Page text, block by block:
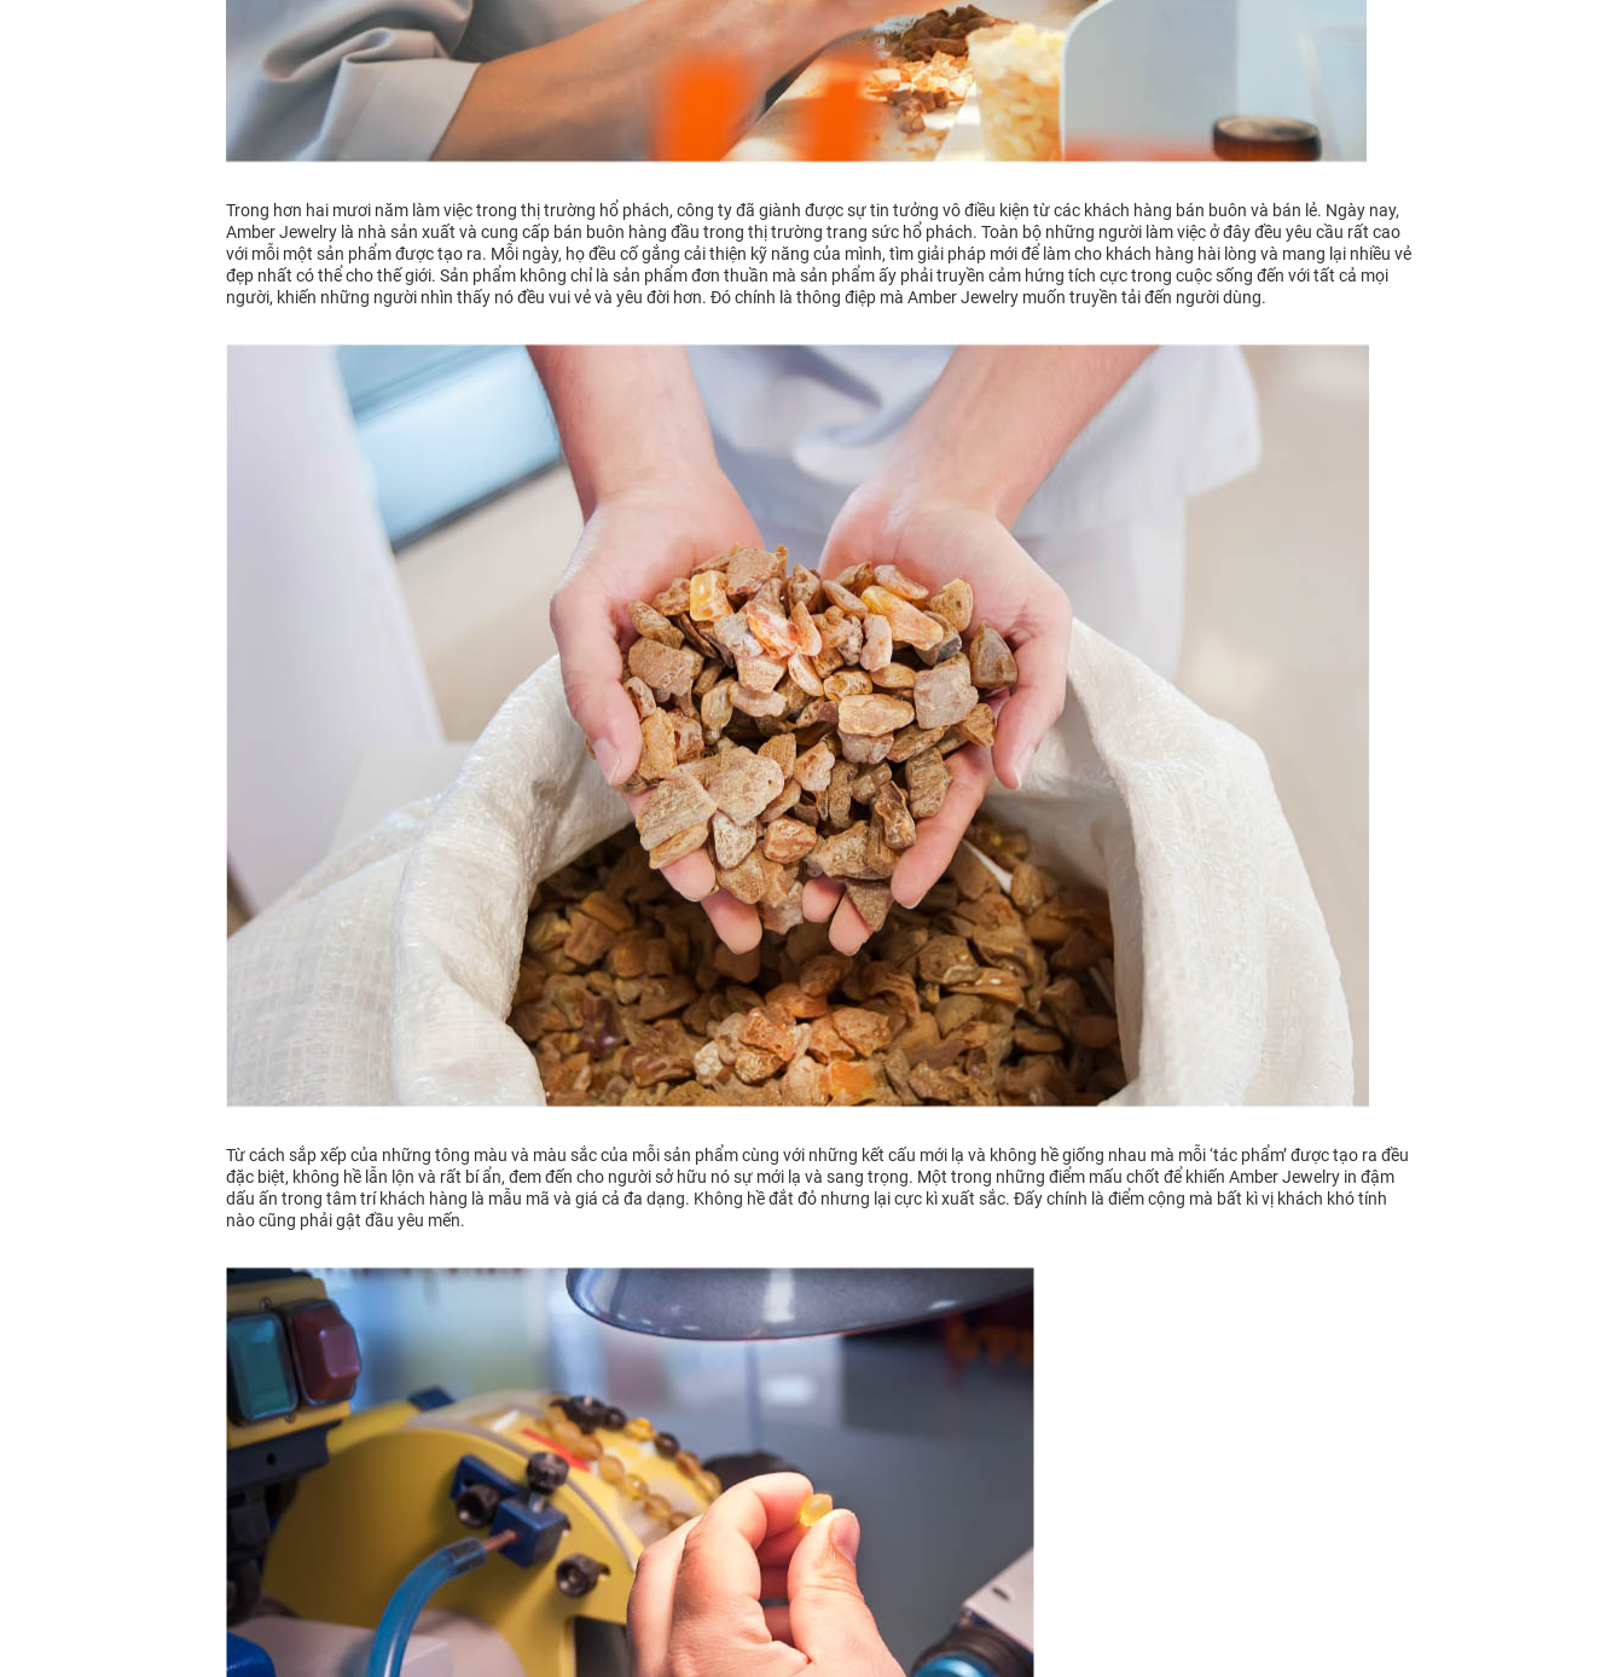
Trong hơn hai mươi năm làm việc trong thị trường hổ phách, công ty đã giành được sự tin tưởng vô điều kiện từ các khách hàng bán buôn và bán lẻ. Ngày nay,
Amber Jewelry là nhà sản xuất và cung cấp bán buôn hàng đầu trong thị trường trang sức hổ phách. Toàn bộ những người làm việc ở đây đều yêu cầu rất cao
với mỗi một sản phẩm được tạo ra. Mỗi ngày, họ đều cố gắng cải thiện kỹ năng của mình, tìm giải pháp mới để làm cho khách hàng hài lòng và mang lại nhiều vẻ
đẹp nhất có thể cho thế giới. Sản phẩm không chỉ là sản phẩm đơn thuần mà sản phẩm ấy phải truyền cảm hứng tích cực trong cuộc sống đến với tất cả mọi
người, khiến những người nhìn thấy nó đều vui vẻ và yêu đời hơn. Đó chính là thông điệp mà Amber Jewelry muốn truyền tải đến người dùng.
Từ cách sắp xếp của những tông màu và màu sắc của mỗi sản phẩm cùng với những kết cấu mới lạ và không hề giống nhau mà mỗi ‘tác phẩm’ được tạo ra đều
đặc biệt, không hề lẫn lộn và rất bí ẩn, đem đến cho người sở hữu nó sự mới lạ và sang trọng. Một trong những điểm mấu chốt để khiến Amber Jewelry in đậm
dấu ấn trong tâm trí khách hàng là mẫu mã và giá cả đa dạng. Không hề đắt đỏ nhưng lại cực kì xuất sắc. Đấy chính là điểm cộng mà bất kì vị khách khó tính
nào cũng phải gật đầu yêu mến.